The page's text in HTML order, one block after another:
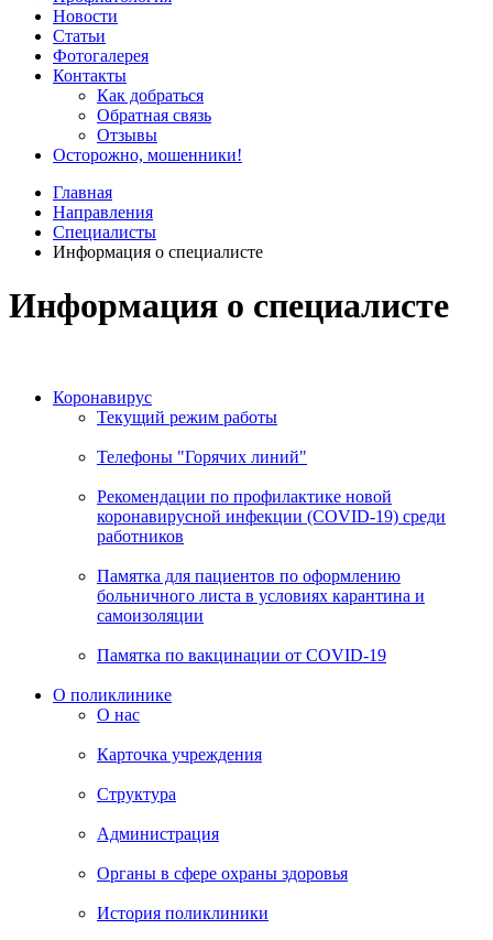
Новости
Статьи
Фотогалерея
Контакты
Как добраться
Обратная связь
Отзывы
Осторожно, мошенники!
Главная
Направления
Специалисты
Информация о специалисте
Информация о специалисте
Коронавирус
Текущий режим работы
Телефоны "Горячих линий"
Рекомендации по профилактике новой
коронавирусной инфекции (COVID-19) среди
работников
Памятка для пациентов по оформлению
больничного листа в условиях карантина и
самоизоляции
Памятка по вакцинации от COVID-19
О поликлинике
О нас
Карточка учреждения
Структура
Администрация
Органы в сфере охраны здоровья
История поликлиники